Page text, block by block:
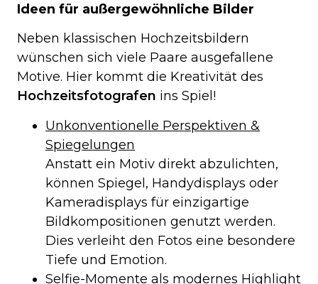
Ideen für außergewöhnliche Bilder
Neben klassischen Hochzeitsbildern
wünschen sich viele Paare ausgefallene
Motive. Hier kommt die Kreativität des
Hochzeitsfotografen ins Spiel!
Unkonventionelle Perspektiven &
Spiegelungen
Anstatt ein Motiv direkt abzulichten,
können Spiegel, Handydisplays oder
Kameradisplays für einzigartige
Bildkompositionen genutzt werden.
Dies verleiht den Fotos eine besondere
Tiefe und Emotion.
Selfie-Momente als modernes Highlight